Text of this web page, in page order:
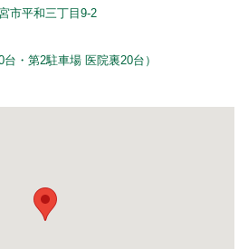
市平和三丁目9-2
台・第2駐車場 医院裏20台）